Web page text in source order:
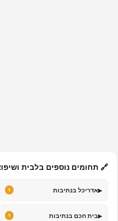
🔗 תחומים נוספים בלבית
▸אדריכל בנתיבות 1
▸בית חכם בנתיבות 1